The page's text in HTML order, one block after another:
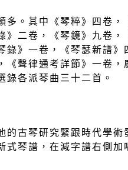
多。其中《琴粹》四卷，
》二卷，《琴鏡》九卷，
》一卷，《琴瑟新譜》
《聲律通考詳節》一卷，
各派琴曲三十二首。
的古琴研究緊跟時代學術
琴譜，在減字譜右側加